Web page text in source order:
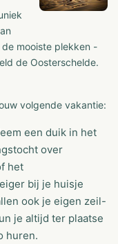
mooiste plekken -
de Oosterschelde.
volgende vakantie:
een duik in het
over
het
bij je huisje
ook je eigen zeil-
je altijd ter plaatse
huren.